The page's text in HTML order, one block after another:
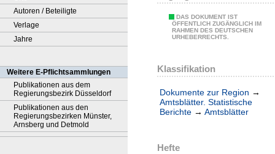
Autoren / Beteiligte
Verlage
Jahre
Weitere E-Pflichtsammlungen
Publikationen aus dem
Regierungsbezirk Düsseldorf
Publikationen aus den
Regierungsbezirken Münster,
Arnsberg und Detmold
DAS DOKUMENT IST
ÖFFENTLICH ZUGÄNGLICH IM
RAHMEN DES DEUTSCHEN
URHEBERRECHTS.
Klassifikation
Dokumente zur Region →
Amtsblätter. Statistische
Berichte → Amtsblätter
Hefte